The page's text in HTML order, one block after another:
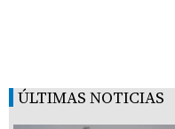
ÚLTIMAS NOTICIAS